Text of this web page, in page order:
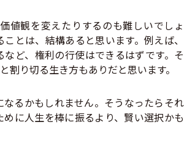
値観を変えたりするのも難しいでしょ
とは、結構あると思います。例えば、
ど、権利の行使はできるはずです。そ
り切る生き方もありだと思います。
るかもしれません。そうなったらそれ
に人生を棒に振るより、賢い選択かも